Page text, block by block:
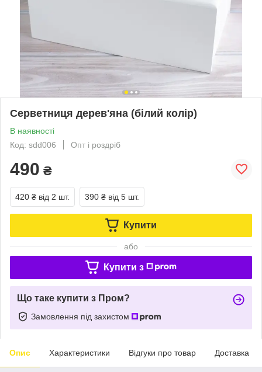
Серветниця дерев'яна (білий колір)
В наявності
Код: sdd006
Опт і роздріб
490 ₴
420 ₴ від 2 шт. 390 ₴ від 5 шт.
Купити
або
Купити з
Що таке купити з Пром?
Замовлення під захистом
Опис Характеристики Відгуки про товар Доставка